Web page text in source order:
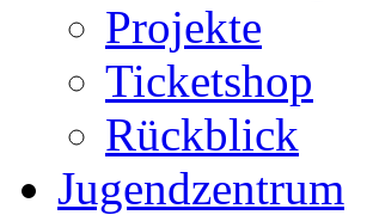
Projekte
Ticketshop
Rückblick
Jugendzentrum